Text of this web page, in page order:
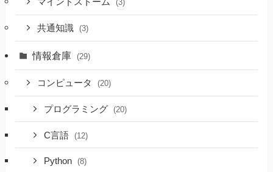
マインドストーム (3)
共通知識 (3)
情報倉庫 (29)
コンピュータ (20)
プログラミング (20)
C言語 (12)
Python (8)